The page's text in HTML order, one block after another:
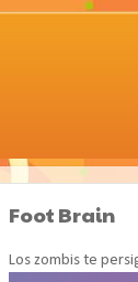
Foot Brain
Los zombis te